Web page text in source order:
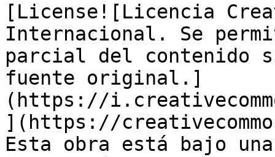
[License![Licencia
Internacional. Se
parcial del contenido
fuente original.]
(https://
](https://
Esta obra está bajo